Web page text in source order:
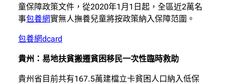
童保障政策文件，從2020年1月1日起，全區近2萬名
事包養網實無人撫養兒童將按政策納入保障范圍。
包養網dcard
貴州：易地扶貧搬遷貧困移民一次性臨時救助
貴州省目前共有167.5萬建檔立卡貧困人口納入低保